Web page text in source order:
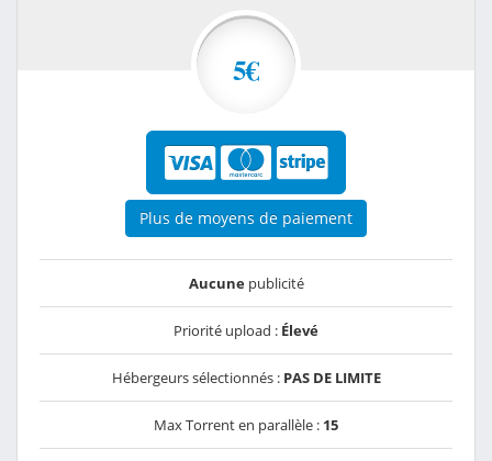
5€
Plus de moyens de paiement
Aucunepublicité
Priorité upload : Élevé
Hébergeurs sélectionnés : PAS DE LIMITE
Max Torrent en parallèle : 15